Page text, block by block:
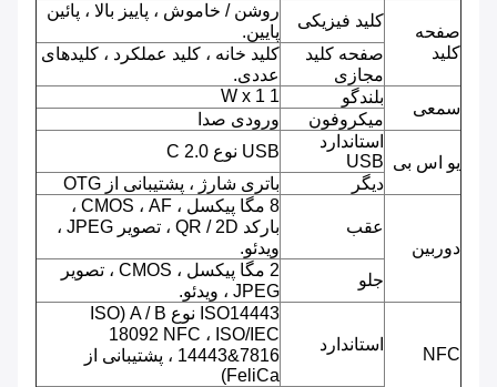
صفحه
کلید
کلید فیزیکی
روشن / خاموش ، پاییز بالا ، پائین
پایین.
صفحه کلید
مجازی
کلید خانه ، کلید عملکرد ، کلیدهای
عددی.
سمعی
بلندگو
1 W x 1
میکروفون
ورودی صدا
یو اس بی
استاندارد
USB
USB نوع C 2.0
دیگر
باتری شارژ ، پشتیبانی از OTG
دوربین
عقب
8 مگا پیکسل ، CMOS ، AF ،
بارکد QR / 2D ، تصویر JPEG ،
ویدئو.
جلو
2 مگا پیکسل ، CMOS ، تصویر
JPEG ، ویدئو.
NFC
استاندارد
ISO14443 نوع A / B (ISO
18092 NFC ، ISO/IEC
14443&7816 ، پشتیبانی از
FeliCa)